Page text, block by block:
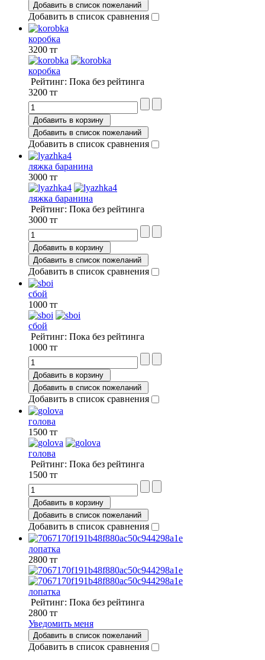
Добавить в список пожеланий
Добавить в список сравнения
коробка
3200 тг
коробка
Рейтинг: Пока без рейтинга
3200 тг
Добавить в корзину
Добавить в список пожеланий
Добавить в список сравнения
ляжка баранина
3000 тг
ляжка баранина
Рейтинг: Пока без рейтинга
3000 тг
Добавить в корзину
Добавить в список пожеланий
Добавить в список сравнения
сбой
1000 тг
сбой
Рейтинг: Пока без рейтинга
1000 тг
Добавить в корзину
Добавить в список пожеланий
Добавить в список сравнения
голова
1500 тг
голова
Рейтинг: Пока без рейтинга
1500 тг
Добавить в корзину
Добавить в список пожеланий
Добавить в список сравнения
лопатка
2800 тг
лопатка
Рейтинг: Пока без рейтинга
2800 тг
Уведомить меня
Добавить в список пожеланий
Добавить в список сравнения